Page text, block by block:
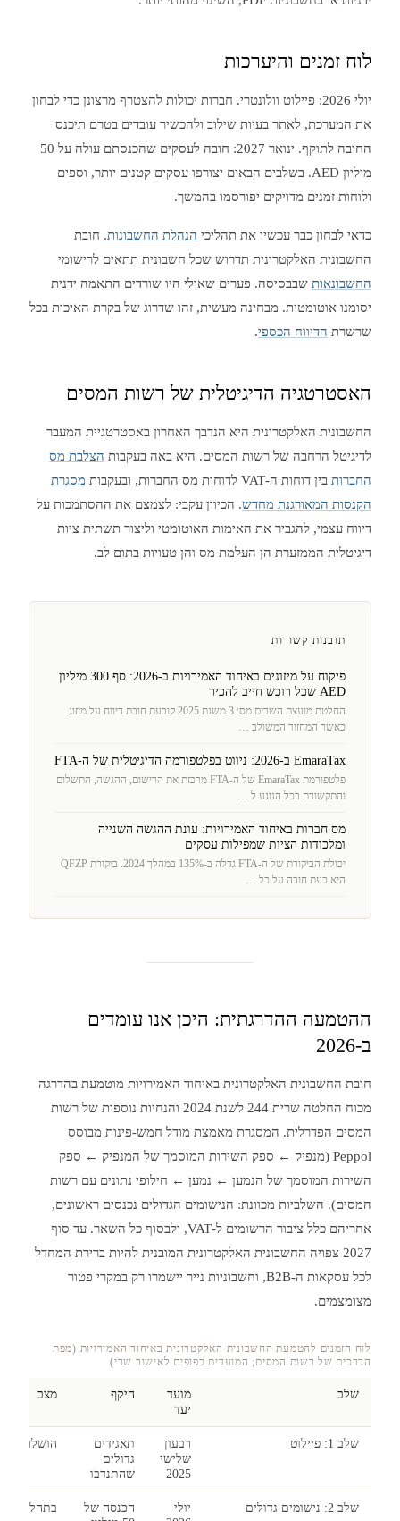
לוח זמנים והיערכות
יולי 2026: פיילוט וולונטרי. חברות יכולות להצטרף מרצונן כדי לבחון
את המערכת, לאתר בעיות שילוב ולהכשיר עובדים בטרם תיכנס
החובה לתוקף. ינואר 2027: חובה לעסקים שהכנסתם עולה על 50
מיליון AED. בשלבים הבאים יצורפו עסקים קטנים יותר, וספים
ולוחות זמנים מדויקים יפורסמו בהמשך.
כדאי לבחון כבר עכשיו את תהליכי הנהלת החשבונות. חובת
החשבונית האלקטרונית תדרוש שכל חשבונית תתאים לרישומי
החשבונאות שבבסיסה. פערים שאולי היו שורדים התאמה ידנית
יסומנו אוטומטית. מבחינה מעשית, זהו שדרוג של בקרת האיכות בכל
שרשרת הדיווח הכספי.
האסטרטגיה הדיגיטלית של רשות המסים
החשבונית האלקטרונית היא הנדבך האחרון באסטרטגיית המעבר
לדיגיטל הרחבה של רשות המסים. היא באה בעקבות הצלבת מס
החברות בין דוחות ה-VAT לדוחות מס החברות, ובעקבות
מסגרת
הקנסות המאורגנת מחדש. הכיוון עקבי: לצמצם את ההסתמכות על
דיווח עצמי, להגביר את האימות האוטומטי וליצור תשתית ציות
דיגיטלית הממזערת הן העלמת מס והן טעויות בתום לב.
תובנות קשורות
פיקוח על מיזוגים באיחוד האמירויות ב-2026: סף 300 מיליון
AED שכל רוכש חייב להכיר
החלטת מועצת השרים מס׳ 3 משנת 2025 קובעת חובת דיווח על מיזוג
כאשר המחזור המשולב …
EmaraTax ב-2026: ניווט בפלטפורמה הדיגיטלית של ה-FTA
פלטפורמת EmaraTax של ה-FTA מרכזת את הרישום, ההגשה, התשלום
והתקשורת בכל הנוגע ל …
מס חברות באיחוד האמירויות: עונת ההגשה השנייה
ומלכודות הציות שמפילות עסקים
יכולת הביקורת של ה-FTA גדלה ב-135% במהלך 2024. ביקורת QFZP
היא כעת חובה על כל …
ההטמעה ההדרגתית: היכן אנו עומדים
ב-2026
חובת החשבונית האלקטרונית באיחוד האמירויות מוטמעת בהדרגה
מכוח החלטה שרית 244 לשנת 2024 והנחיות נוספות של רשות
המסים הפדרלית. המסגרת מאמצת מודל חמש-פינות מבוסס
Peppol (מנפיק ← ספק השירות המוסמך של המנפיק ← ספק
השירות המוסמך של הנמען ← נמען ← חילופי נתונים עם רשות
המסים). השלביות מכוונת: הנישומים הגדולים נכנסים ראשונים,
אחריהם כלל ציבור הרשומים ל-VAT, ולבסוף כל השאר. עד סוף
2027 צפויה החשבונית האלקטרונית המובנית להיות ברירת המחדל
לכל עסקאות ה-B2B, וחשבוניות נייר יישמרו רק במקרי פטור
מצומצמים.
לוח הזמנים להטמעת החשבונית האלקטרונית באיחוד האמירויות (מפת
הדרכים של רשות המסים; המועדים כפופים לאישור שרי)
שלב
מועד
יעד
היקף מצב
שלב 1: פיילוט
רבעון
שלישי
2025
תאגידים
גדולים
שהתנדבו
הושלם
שלב 2: נישומים גדולים
יולי
הכנסה של
בתהליך